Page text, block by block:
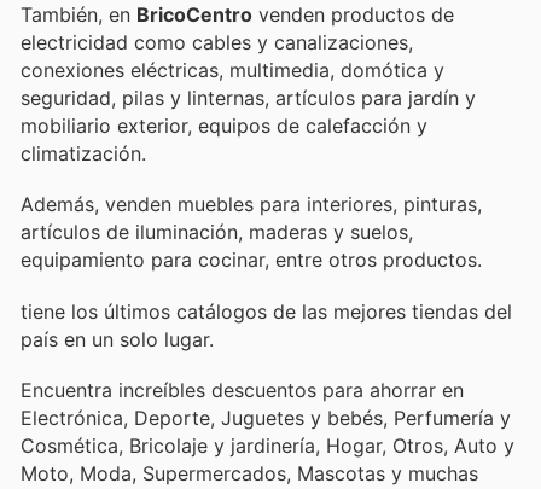
También, en BricoCentro venden productos de
electricidad como cables y canalizaciones,
conexiones eléctricas, multimedia, domótica y
seguridad, pilas y linternas, artículos para jardín y
mobiliario exterior, equipos de calefacción y
climatización.
Además, venden muebles para interiores, pinturas,
artículos de iluminación, maderas y suelos,
equipamiento para cocinar, entre otros productos.
tiene los últimos catálogos de las mejores tiendas del
país en un solo lugar.
Encuentra increíbles descuentos para ahorrar en
Electrónica, Deporte, Juguetes y bebés, Perfumería y
Cosmética, Bricolaje y jardinería, Hogar, Otros, Auto y
Moto, Moda, Supermercados, Mascotas y muchas